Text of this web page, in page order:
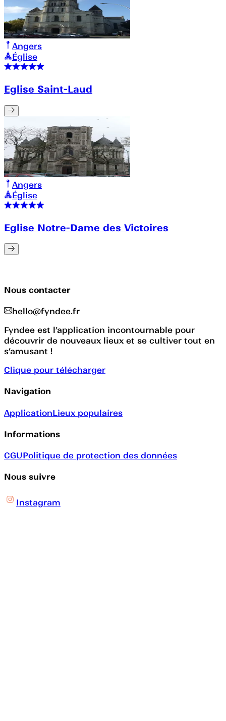
Angers
Église
Eglise Saint-Laud
Angers
Église
Eglise Notre-Dame des Victoires
Nous contacter
hello@fyndee.fr
Fyndee est l’application incontournable pour
découvrir de nouveaux lieux et se cultiver tout en
s’amusant !
Clique pour télécharger
Navigation
ApplicationLieux populaires
Informations
CGUPolitique de protection des données
Nous suivre
Instagram